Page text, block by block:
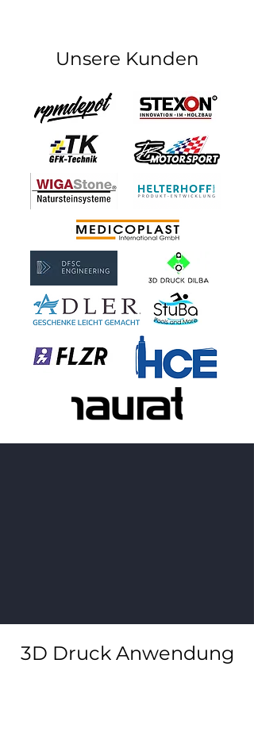
Unsere Kunden
3D Druck Anwendung